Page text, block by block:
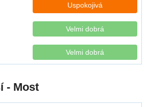
Uspokojivá
Velmi dobrá
Velmi dobrá
- Most